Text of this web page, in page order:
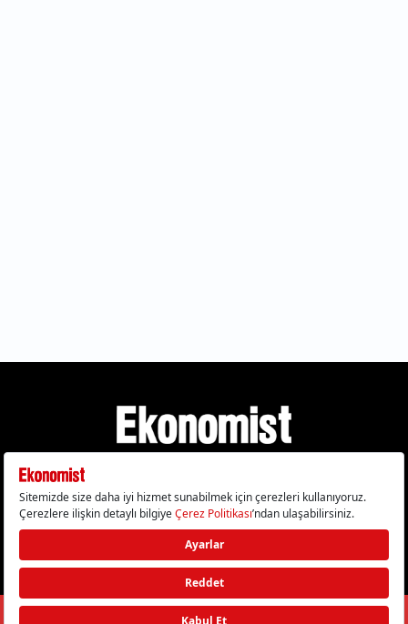
Gizlilik Politikası Çerez Politikası Çerezleri Sıfırla
KVKK Metni Künye İletişim